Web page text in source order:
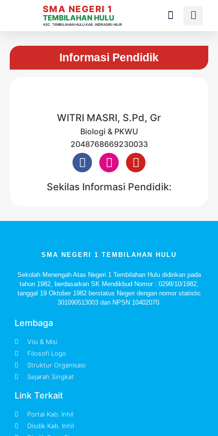
SMA NEGERI 1
TEMBILAHAN HULU
KEC. TEMBILAHAN HULU KAB. INDRAGIRI HILIR
Informasi Pendidik
WITRI MASRI, S.Pd, Gr
Biologi & PKWU
2048768669230033
Sekilas Informasi Pendidik:
SMA NEGERI 1 TEMBILAHAN HULU
Sekolah Menengah Atas Negeri 1 Tembilahan Hulu didirikan pada
tahun 1982, berdasarkan SK Mendikbud Nomor : 0298/10/1982,
tanggal 19 Oktober 1982 berstatus Negeri dengan nomor statistic
301090513003 dan NPSN 10402070.
Lembaga
Visi & Misi
Filosofi Logo
Struktur Organisasi
Sejarah Singkat
Link Terkait
Portal Kab. Inhil
Disdik Kab. Inhil